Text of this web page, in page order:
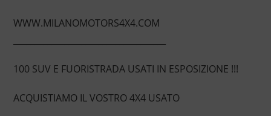
WWW.MILANOMOTORS4X4.COM
100 SUV E FUORISTRADA USATI IN ESPOSIZIONE !!!
ACQUISTIAMO IL VOSTRO 4X4 USATO